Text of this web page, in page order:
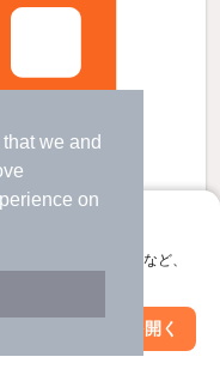
we and
on
部屋探し
索やお気に入り保存など、
アプリを開く
丁目
絞り込み条件を変更